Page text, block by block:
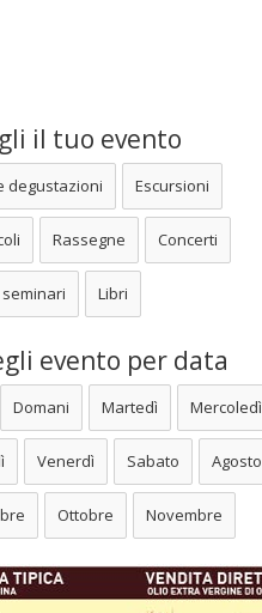
il tuo evento
degustazioni Escursioni
Rassegne Concerti
Libri
evento per data
Domani Martedì Mercoledì
Venerdì Sabato Agosto
Ottobre Novembre